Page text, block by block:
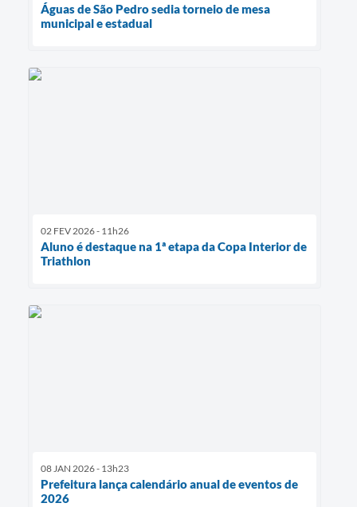
Águas de São Pedro sedia torneio de mesa
municipal e estadual
02 FEV 2026 - 11h26
Aluno é destaque na 1ª etapa da Copa Interior de
Triathlon
08 JAN 2026 - 13h23
Prefeitura lança calendário anual de eventos de
2026